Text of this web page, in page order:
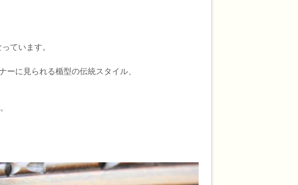
ています。
ーに見られる楯型の伝統スタイル、